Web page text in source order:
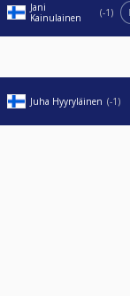
Jani
Kainulainen
-1
Juha Hyyryläinen -1